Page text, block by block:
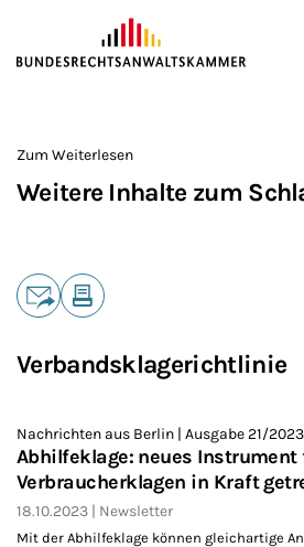
ZUM HAUPTINHALT SPRINGEN
Zum Weiterlesen
Weitere Inhalte zum
Teilen
Verbandsklagerichtlinie
Nachrichten aus Berlin | Ausgabe 21/2023
Abhilfeklage: neues Instrument
Verbraucherklagen in Kraft
18.10.2023 Newsletter
Mit der Abhilfeklage können gleichartige